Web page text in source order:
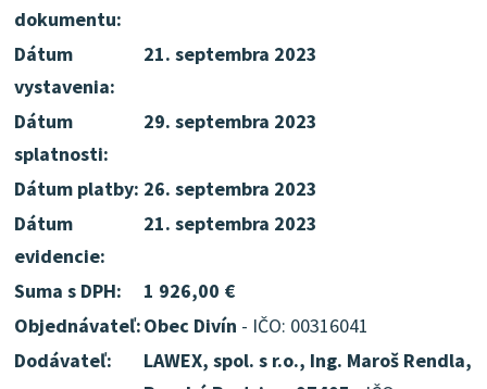
dokumentu:
Dátum
vystavenia:
21. septembra 2023
Dátum
splatnosti:
29. septembra 2023
Dátum platby: 26. septembra 2023
Dátum
evidencie:
21. septembra 2023
Suma s DPH:
1 926,00 €
Objednávateľ:Obec Divín - IČO: 00316041
Dodávateľ:
LAWEX, spol. s r.o., Ing. Maroš Rendla,